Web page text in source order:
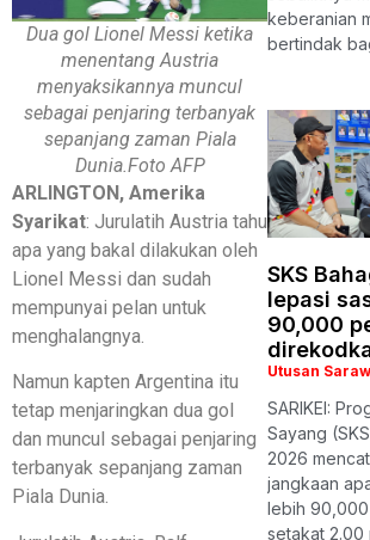
Dua gol Lionel Messi ketika
menentang Austria
menyaksikannya muncul
sebagai penjaring terbanyak
sepanjang zaman Piala
Dunia.Foto AFP
ARLINGTON, Amerika
Syarikat: Jurulatih Austria tahu
apa yang bakal dilakukan oleh
Lionel Messi dan sudah
mempunyai pelan untuk
menghalangnya.
Namun kapten Argentina itu
tetap menjaringkan dua gol
dan muncul sebagai penjaring
terbanyak sepanjang zaman
Piala Dunia.
keberanian
bertindak
SKS
lepasi
90,000
Utusan
SARIKEI:
Sayang
2026
jangkaan
lebih
setakat 2.00